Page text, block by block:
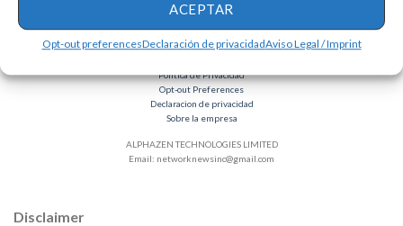
ACEPTAR
Opt-out preferencesDeclaración de privacidadAviso Legal / Imprint
Política de Privacidad
Opt-out Preferences
Declaracion de privacidad
Sobre la empresa
ALPHAZEN TECHNOLOGIES LIMITED
Email: networknewsinc@gmail.com
Disclaimer